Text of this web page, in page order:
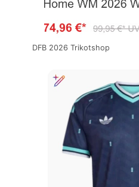
DFB 2026 Trikotshop